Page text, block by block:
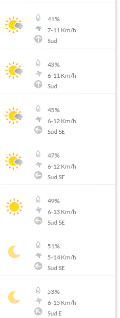
41%
7-11 Km/h
Sud
43%
6-11 Km/h
Sud
45%
6-12 Km/h
Sud SE
47%
6-12 Km/h
Sud SE
49%
6-13 Km/h
Sud SE
51%
5-14Km/h
Sud SE
53%
6-15 Km/h
Sud E